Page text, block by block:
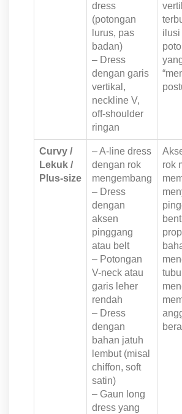
dress
(potongan
lurus, pas
badan)
– Dress
dengan garis
vertikal,
neckline V,
off-shoulder
ringan
ilusi
Curvy /
Lekuk /
Plus-size
– A-line dress
dengan rok
mengembang
– Dress
dengan
aksen
pinggang
atau belt
– Potongan
V-neck atau
garis leher
rendah
– Dress
dengan
bahan jatuh
lembut (misal
chiffon, soft
satin)
– Gaun long
dress yang
rok